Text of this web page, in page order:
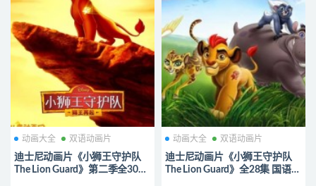
动画大全 双语动画片
迪士尼动画片《小狮王守护队
The Lion Guard》第二季全30集
动画大全 双语动画片
迪士尼动画片《小狮王守护队
The Lion Guard》全28集 国语版